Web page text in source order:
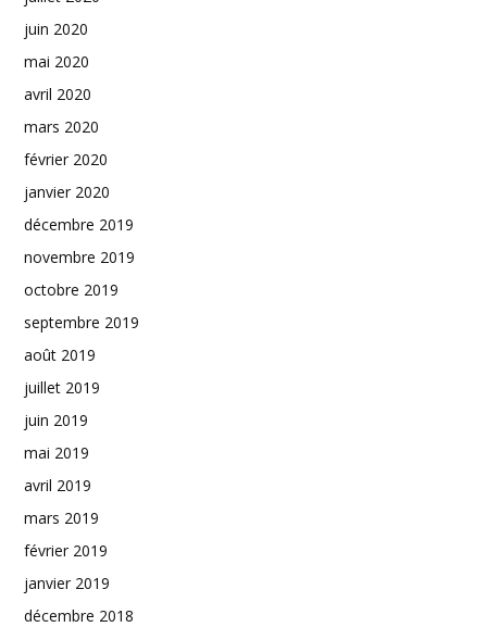
juin 2020
mai 2020
avril 2020
mars 2020
février 2020
janvier 2020
décembre 2019
novembre 2019
octobre 2019
septembre 2019
août 2019
juillet 2019
juin 2019
mai 2019
avril 2019
mars 2019
février 2019
janvier 2019
décembre 2018